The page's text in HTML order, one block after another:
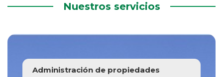
Nuestros servicios
Administración de propiedades